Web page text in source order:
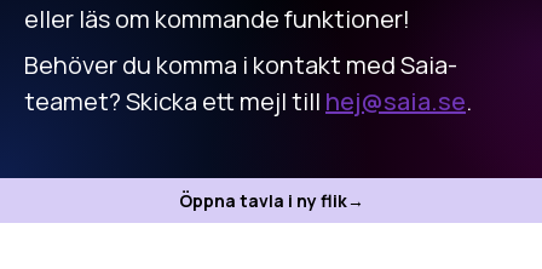
eller läs om kommande funktioner!
Behöver du komma i kontakt med Saia-
teamet? Skicka ett mejl till hej@saia.se.
Öppna tavla i ny flik→